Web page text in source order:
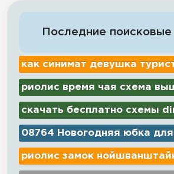
Последние поисковые
как синимат девушка
риолис время чая схема
скачать бесплатно схемы
08764 Новогодняя юбка
риолис замок